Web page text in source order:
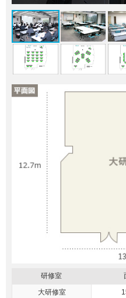
研修室
大研修室